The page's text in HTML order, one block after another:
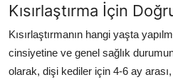
Kısırlaştırma İçin
Kısırlaştırmanın hangi yaşta
cinsiyetine ve genel sağlık
olarak, dişi kediler için 4-6 ay